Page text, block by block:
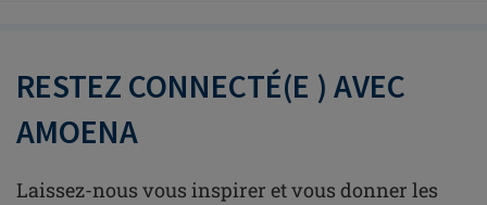
RESTEZ CONNECTÉ(E ) AVEC
AMOENA
Laissez-nous vous inspirer et vous donner les